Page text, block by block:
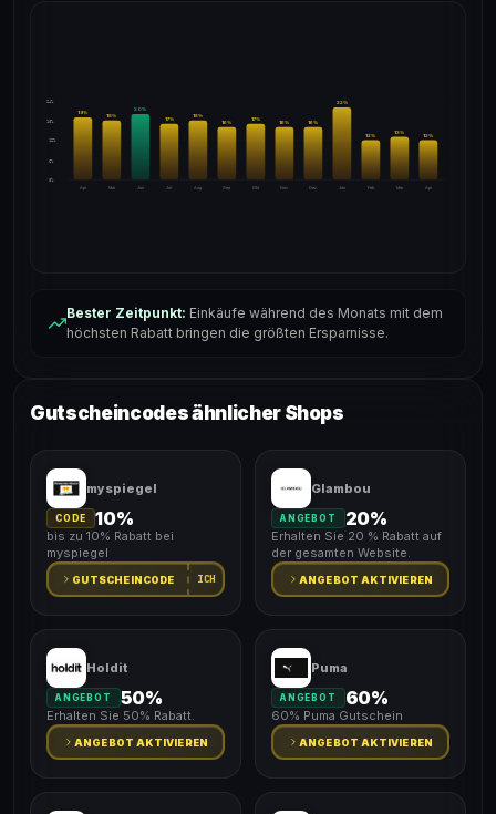
24%
18%
12%
6%
0%
Apr
19%
Mai
18%
Jun
20%
Jul
17%
Aug
18%
Sep
16%
Okt
17%
Nov
16%
Dez
16%
Jan
22%
Feb
12%
Mär
13%
Apr
12%
Bester Zeitpunkt: Einkäufe während des Monats mit dem
höchsten Rabatt bringen die größten Ersparnisse.
Gutscheincodes ähnlicher Shops
myspiegel
CODE 10%
bis zu 10% Rabatt bei
myspiegel
GUTSCHEINCODE ICH
Glambou
ANGEBOT 20%
Erhalten Sie 20 % Rabatt auf
der gesamten Website.
ANGEBOT AKTIVIEREN
Holdit
ANGEBOT 50%
Erhalten Sie 50% Rabatt.
ANGEBOT AKTIVIEREN
Puma
ANGEBOT 60%
60% Puma Gutschein
ANGEBOT AKTIVIEREN